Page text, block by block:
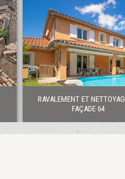
RAVALEMENT ET
FAÇADE 64